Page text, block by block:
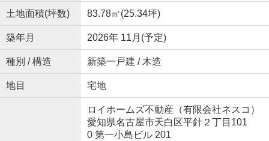
土地面積(坪数) 83.78㎡(25.34坪)
築年月 2026年 11月(予定)
種別 / 構造 新築一戸建 / 木造
地目 宅地
ロイホームズ不動産（有限会社ネスコ）
愛知県名古屋市天白区平針２丁目101
0 第一小島ビル 201